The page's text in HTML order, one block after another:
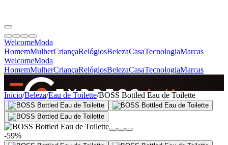
WelcomeModa
HomemMulherCriançaRelógiosBelezaCasaTecnologiaMarcas
WelcomeModa
HomemMulherCriançaRelógiosBelezaCasaTecnologiaMarcas
SINCE 2005
+de 36.000 reviews
Início/Beleza/Eau de Toilette/BOSS Bottled Eau de Toilette
-59%